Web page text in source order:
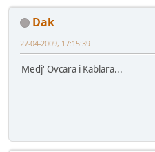
Dak
27-04-2009, 17:15:39
Medj' Ovcara i Kablara...